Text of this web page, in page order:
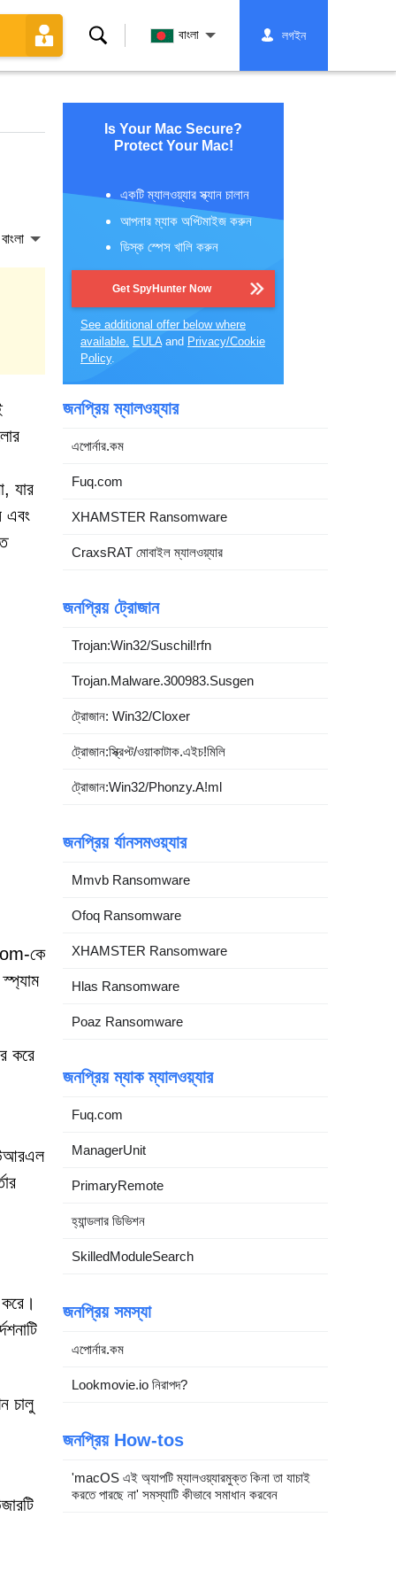
অনুসন্ধান
করুন
বাংলা লগইন
বাংলা
যার
এবং
কে
করে
চালু
Is Your Mac Secure?
Protect Your Mac!
একটি ম্যালওয়্যার স্ক্যান চালান
আপনার ম্যাক অপ্টিমাইজ করুন
ডিস্ক স্পেস খালি করুন
Get SpyHunter Now
See additional offer below where
available. EULAand Privacy/Cookie
Policy.
জনপ্রিয় ম্যালওয়্যার
এপোর্নার.কম
Fuq.com
XHAMSTER Ransomware
CraxsRAT মোবাইল ম্যালওয়্যার
জনপ্রিয় ট্রোজান
Trojan:Win32/Suschil!rfn
Trojan.Malware.300983.Susgen
ট্রোজান: Win32/Cloxer
ট্রোজান:স্ক্রিপ্ট/ওয়াকাটাক.এইচ!মিলি
ট্রোজান:Win32/Phonzy.A!ml
জনপ্রিয় র্যানসমওয়্যার
Mmvb Ransomware
Ofoq Ransomware
XHAMSTER Ransomware
Hlas Ransomware
Poaz Ransomware
জনপ্রিয় ম্যাক ম্যালওয়্যার
Fuq.com
ManagerUnit
PrimaryRemote
হ্যান্ডলার ডিভিশন
SkilledModuleSearch
জনপ্রিয় সমস্যা
এপোর্নার.কম
Lookmovie.io নিরাপদ?
জনপ্রিয় How-tos
'macOS এই অ্যাপটি ম্যালওয়্যারমুক্ত কিনা তা যাচাই
করতে পারছে না' সমস্যাটি কীভাবে সমাধান করবেন